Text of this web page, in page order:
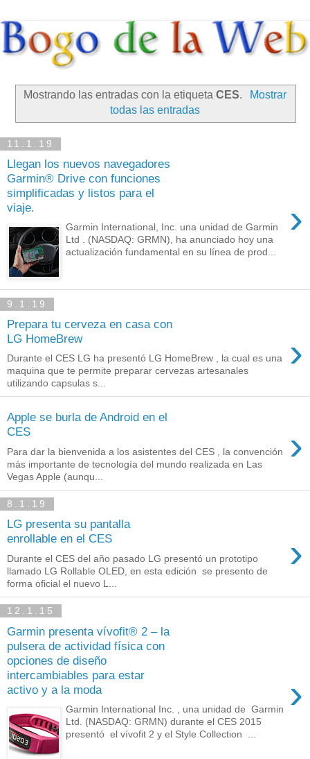
Mostrando las entradas con la etiquetaCES.
Mostrar
todas las entradas
11.1.19
Llegan los nuevos navegadores
Garmin® Drive con funciones
simplificadas y listos para el
viaje.
›
Garmin International, Inc. una unidad de Garmin
Ltd . (NASDAQ: GRMN), ha anunciado hoy una
actualización fundamental en su línea de prod...
9.1.19
Prepara tu cerveza en casa con
LG HomeBrew
›
Durante el CES LG ha presentó LG HomeBrew , la cual es una
maquina que te permite preparar cervezas artesanales
utilizando capsulas s...
Apple se burla de Android en el
CES
›
Para dar la bienvenida a los asistentes del CES , la convención
más importante de tecnología del mundo realizada en Las
Vegas Apple (aunqu...
8.1.19
LG presenta su pantalla
enrollable en el CES
›
Durante el CES del año pasado LG presentó un prototipo
llamado LG Rollable OLED, en esta edición se presento de
forma oficial el nuevo L...
12.1.15
Garmin presenta vívofit® 2 – la
pulsera de actividad física con
opciones de diseño
intercambiables para estar
activo y a la moda
›
Garmin International Inc. , una unidad de Garmin
Ltd. (NASDAQ: GRMN) durante el CES 2015
presentó el vívofit 2 y el Style Collection ...